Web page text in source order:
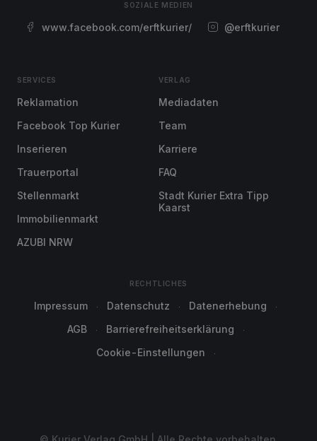
SOZIALE MEDIEN
www.facebook.com/erftkurier/ @erftkurier
SERVICES
Reklamation
Facebook Top Kurier
Inserieren
Trauerportal
Stellenmarkt
Immobilienmarkt
AZUBI NRW
VERLAG
Mediadaten
Team
Karriere
FAQ
Stadt Kurier Extra Tipp
Kaarst
RECHTLICHES
Impressum Datenschutz
Datenerhebung
AGB
Barrierefreiheitserklärung
Cookie-Einstellungen